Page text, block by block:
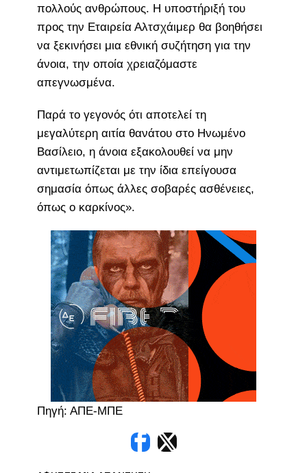
πολλούς ανθρώπους. Η υποστήριξή του
προς την Εταιρεία Αλτσχάιμερ θα βοηθήσει
να ξεκινήσει μια εθνική συζήτηση για την
άνοια, την οποία χρειαζόμαστε
απεγνωσμένα.
Παρά το γεγονός ότι αποτελεί τη
μεγαλύτερη αιτία θανάτου στο Ηνωμένο
Βασίλειο, η άνοια εξακολουθεί να μην
αντιμετωπίζεται με την ίδια επείγουσα
σημασία όπως άλλες σοβαρές ασθένειες,
όπως ο καρκίνος».
Πηγή: ΑΠΕ-ΜΠΕ